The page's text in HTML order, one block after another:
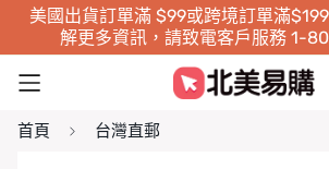
美國出貨訂單滿 $99或跨境訂單滿
解更多資訊，請致電客戶服務 1-
首頁 台灣直郵